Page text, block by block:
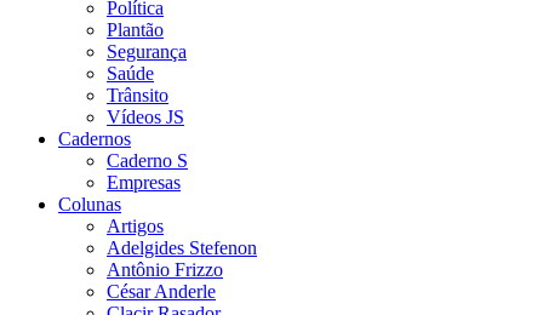
Política
Plantão
Segurança
Saúde
Trânsito
Vídeos JS
Cadernos
Caderno S
Empresas
Colunas
Artigos
Adelgides Stefenon
Antônio Frizzo
César Anderle